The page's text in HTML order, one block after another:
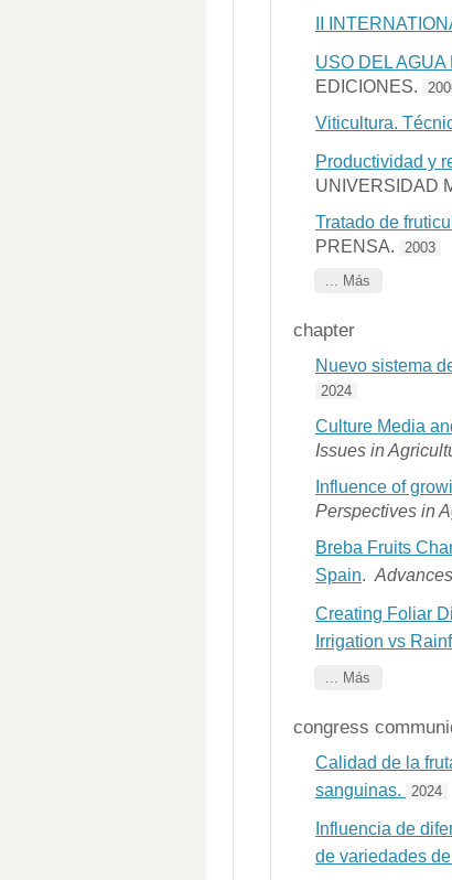
II
USO DEL
EDICIONES.
Viticultura.
Productividad y
UNIVERSIDAD
Tratado de
PRENSA.
2003
... Más
chapter
Nuevo sistema
2024
Culture Media
Issues in
Influence of
Perspectives in
Breba Fruits
Spain.
Creating Foliar
Irrigation vs
... Más
congress
Calidad de la
sanguinas.
2024
Influencia de
de variedades